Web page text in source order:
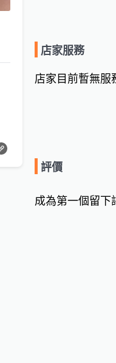
店家服務
店家目前暫無服
評價
成為第一個留下